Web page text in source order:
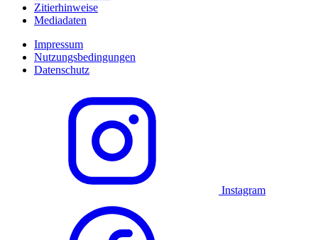
Zitierhinweise
Mediadaten
Impressum
Nutzungsbedingungen
Datenschutz
Instagram